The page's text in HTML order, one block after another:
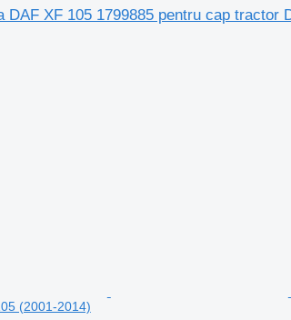
XF 105 1799885 pentru cap tractor
(2001-2014)